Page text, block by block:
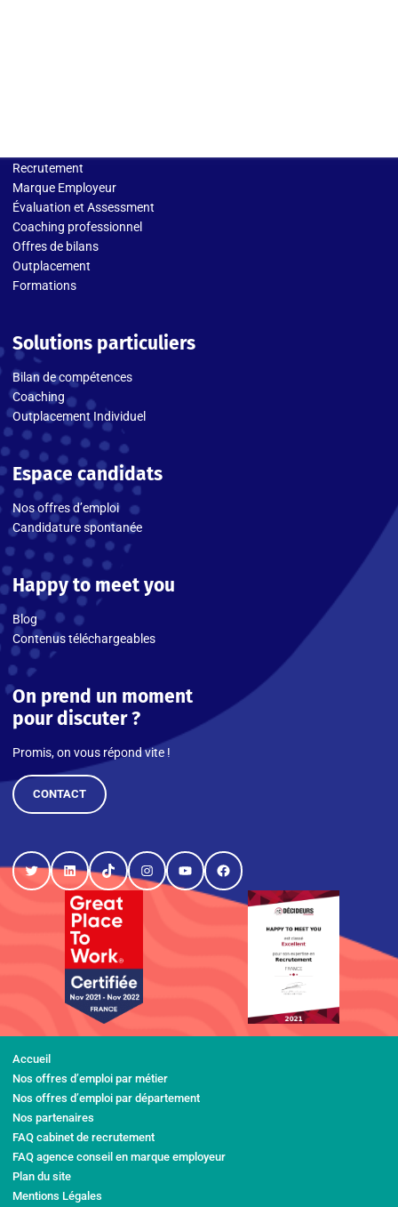
Recrutement
Marque Employeur
Évaluation et Assessment
Coaching professionnel
Offres de bilans
Outplacement
Formations
Solutions particuliers
Bilan de compétences
Coaching
Outplacement Individuel
Espace candidats
Nos offres d’emploi
Candidature spontanée
Happy to meet you
Blog
Contenus téléchargeables
On prend un moment
pour discuter ?
Promis, on vous répond vite !
CONTACT
TwitterLinkedInTikTokInstagram
YouTubeFacebook
Accueil
Nos offres d’emploi par métier
Nos offres d’emploi par département
Nos partenaires
FAQ cabinet de recrutement
FAQ agence conseil en marque employeur
Plan du site
Mentions Légales